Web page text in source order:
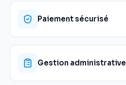
Paiement sécurisé
Gestion administrative